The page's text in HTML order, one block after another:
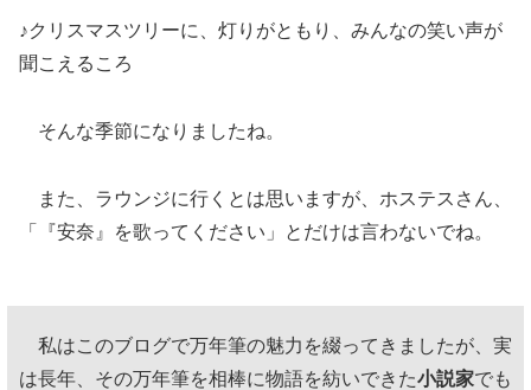
♪クリスマスツリーに、灯りがともり、みんなの笑い声が
聞こえるころ
そんな季節になりましたね。
また、ラウンジに行くとは思いますが、ホステスさん、
「『安奈』を歌ってください」とだけは言わないでね。
私はこのブログで万年筆の魅力を綴ってきましたが、実
は長年、その万年筆を相棒に物語を紡いできた小説家でも